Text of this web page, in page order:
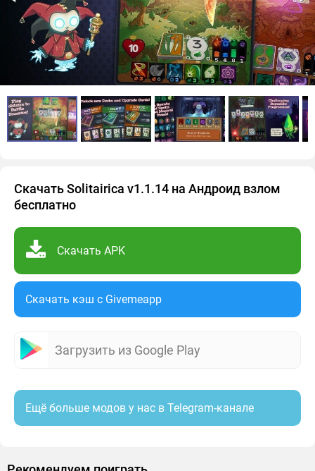
Скачать Solitairica v1.1.14 на Андроид взлом
бесплатно
Скачать APK
Скачать кэш c Givemeapp
Загрузить из Google Play
Ещё больше модов у нас в Telegram-канале